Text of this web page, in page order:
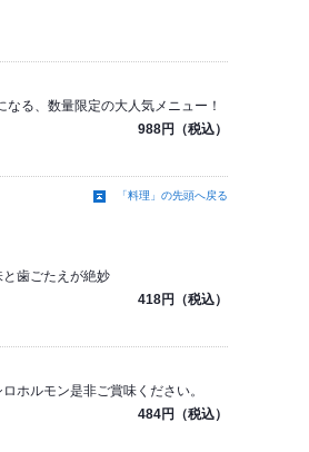
る、数量限定の大人気メニュー！
988円（税込）
「料理」の先頭へ戻る
歯ごたえが絶妙
418円（税込）
ホルモン是非ご賞味ください。
484円（税込）